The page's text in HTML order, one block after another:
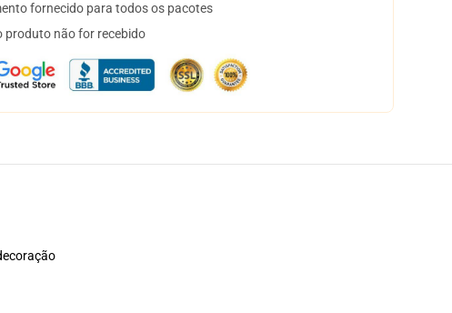
fornecido para todos os pacotes
produto não for recebido